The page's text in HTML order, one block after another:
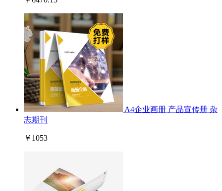
A4企业画册 产品宣传册 杂
志期刊
￥1053